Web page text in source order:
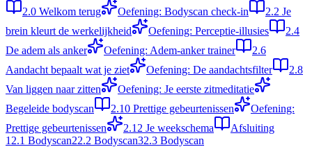
2.0 Welkom terug Oefening: Bodyscan check-in 2.2 Je
brein kleurt de werkelijkheid
Oefening: Perceptie-illusies
2.4
De adem als anker
Oefening: Adem-anker trainer
2.6
Aandacht bepaalt wat je ziet
Oefening: De aandachtsfilter
2.8
Van liggen naar zitten
Oefening: Je eerste zitmeditatie
Begeleide bodyscan
2.10 Prettige gebeurtenissen
Oefening:
Prettige gebeurtenissen
2.12 Je weekschema
Afsluiting
1 2.1 Bodyscan22.2 Bodyscan32.3 Bodyscan